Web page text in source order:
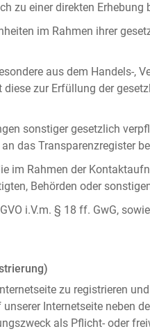
zu einer direkten
im Rahmen ihrer
aus dem Handels-,
zur Erfüllung der
sonstiger gesetzlich
das Transparenzregister
im Rahmen der
Behörden oder
i.V.m. § 18 ff. GwG,
zu registrieren
Internetseite neben
als Pflicht- oder